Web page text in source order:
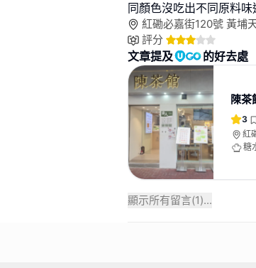
同顏色沒吃出不同原料味
紅磡必嘉街120號 黃埔
評分
文章提及 的好去處
陳茶
3
紅
號
糖
顯示所有留言(1)...